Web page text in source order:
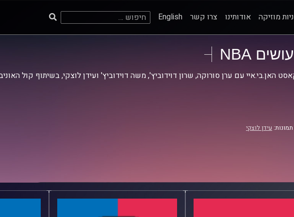
מוזיקה אודותינו צרו קשר English חיפוש:
עושים NBA
האן.בי.איי עם ערן סורוקה, שרון דוידוביץ', משה דוידוביץ' ועידן לוצקי, בשיתוף קול
עידן לוצקי